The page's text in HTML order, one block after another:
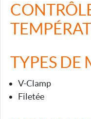
TYPES DE
V-Clamp
Filetée